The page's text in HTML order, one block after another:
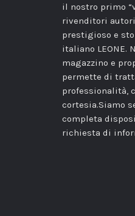
il nostro primo
rivenditori
prestigioso e
italiano LEONE.
magazzino e
permette di
professionalità,
cortesia.Siamo
completa
richiesta di